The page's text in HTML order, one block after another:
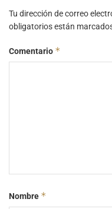
Tu dirección de correo
obligatorios están
Comentario *
Nombre *